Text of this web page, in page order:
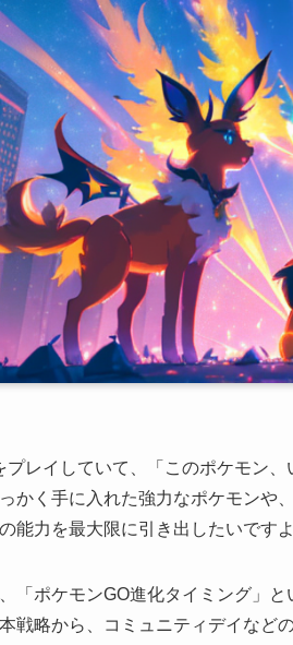
プレイしていて、「このポケモン
かく手に入れた強力なポケモンや
能力を最大限に引き出したいですよ
「ポケモンGO進化タイミング」
戦略から、コミュニティデイなど